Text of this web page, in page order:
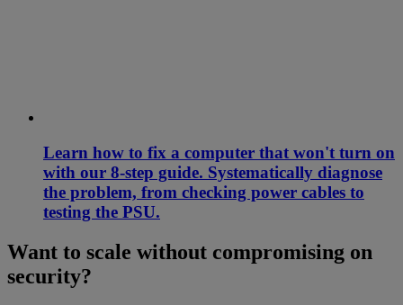
Learn how to fix a computer that won't turn on
with our 8-step guide. Systematically diagnose
the problem, from checking power cables to
testing the PSU.
Want to scale without compromising on
security?